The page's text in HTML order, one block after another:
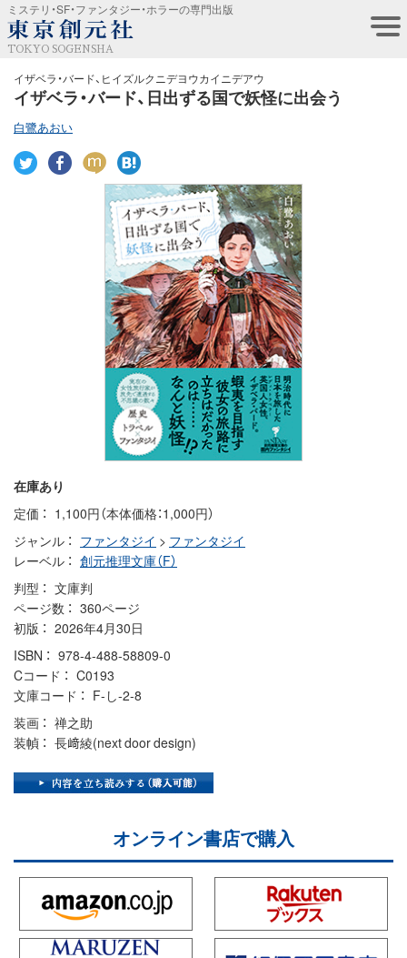
ミステリ・SF・ファンタジー・ホラーの専門出版
TOKYO SOGENSHA
イザベラ・バード、ヒイズルクニデヨウカイニデアウ
イザベラ・バード、日出ずる国で妖怪に出会う
白鷺あおい
在庫あり
定価
1,100円（本体価格：1,000円）
ジャンル
ファンタジイ > ファンタジイ
レーベル
創元推理文庫（F）
判型
文庫判
ページ数
360ページ
初版
2026年4月30日
ISBN
978-4-488-58809-0
Cコード
C0193
文庫コード
F-し-2-8
装画
禅之助
装幀
長﨑綾(next door design)
オンライン書店で購入